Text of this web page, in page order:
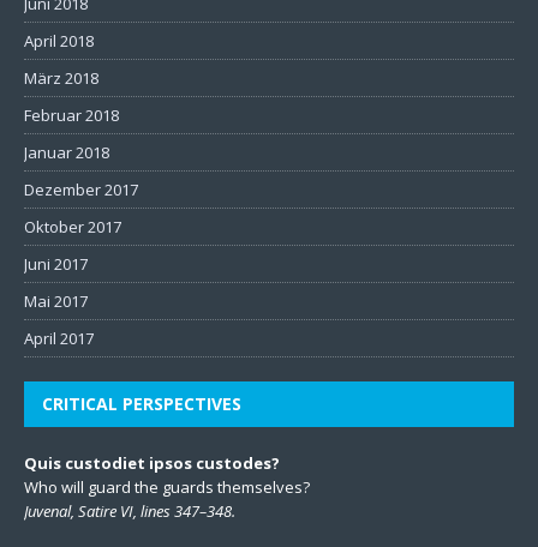
April 2018
März 2018
Februar 2018
Januar 2018
Dezember 2017
Oktober 2017
Juni 2017
Mai 2017
April 2017
CRITICAL PERSPECTIVES
Quis custodiet ipsos custodes?
Who will guard the guards themselves?
Juvenal, Satire VI, lines 347–348.